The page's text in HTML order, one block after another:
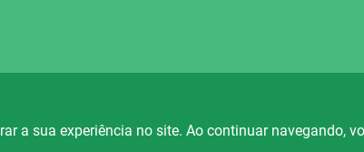
Fortaleza Rádio Ametista
a sua experiência no site. Ao continuar navegando,